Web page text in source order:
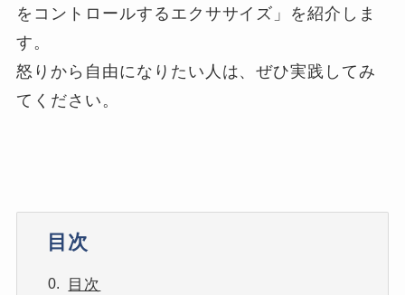
をコントロールするエクササイズ」を紹介しま
す。
怒りから自由になりたい人は、ぜひ実践してみ
てください。
目次
目次